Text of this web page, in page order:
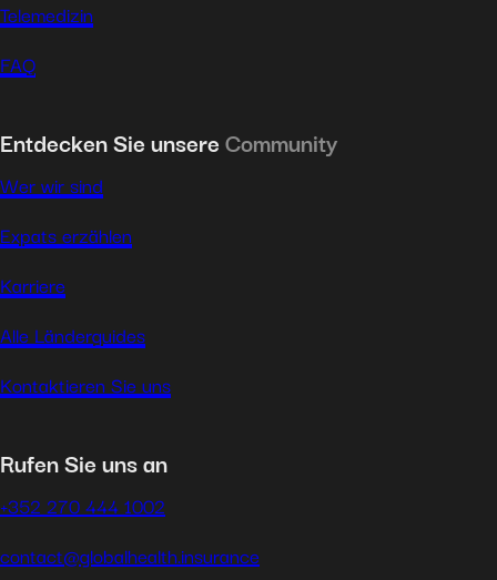
Telemedizin
FAQ
Entdecken Sie unsereCommunity
Wer wir sind
Expats erzählen
Karriere
Alle Länderguides
Kontaktieren Sie uns
Rufen Sie uns an
+352 270 444 1002
contact@globalhealth.insurance